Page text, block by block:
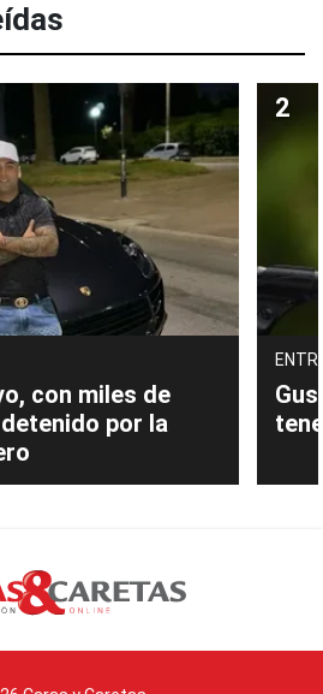
con miles de
por la